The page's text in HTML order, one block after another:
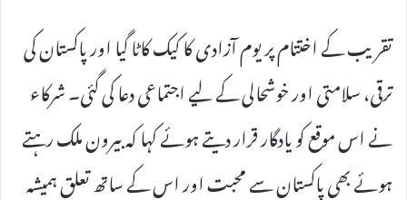
تقریب کے اختتام پر یوم آزادی کا کیک کاٹا گیا اور پاکستان کی
ترقی، سلامتی اور خوشحالی کے لیے اجتماعی دعا کی گئی۔ شرکاء
نے اس موقع کو یادگار قرار دیتے ہوئے کہا کہ بیرون ملک رہتے
ہوئے بھی پاکستان سے محبت اور اس کے ساتھ تعلق ہمیشہ